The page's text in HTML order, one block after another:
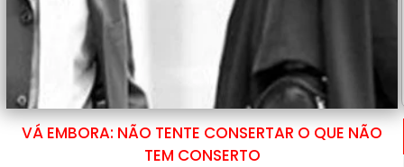
VÁ EMBORA: NÃO TENTE CONSERTAR O QUE NÃO
TEM CONSERTO